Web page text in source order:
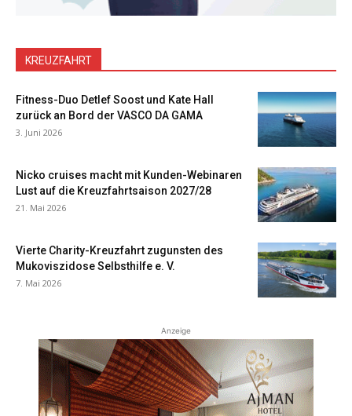
KREUZFAHRT
Fitness-Duo Detlef Soost und Kate Hall
zurück an Bord der VASCO DA GAMA
3. Juni 2026
Nicko cruises macht mit Kunden-Webinaren
Lust auf die Kreuzfahrtsaison 2027/28
21. Mai 2026
Vierte Charity-Kreuzfahrt zugunsten des
Mukoviszidose Selbsthilfe e. V.
7. Mai 2026
Anzeige